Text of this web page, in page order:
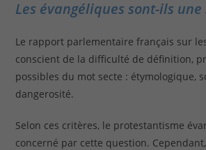
Les évangéliques sont-ils une
Le rapport parlementaire français sur
conscient de la difficulté de définition,
possibles du mot secte : étymologique,
dangerosité.
Selon ces critères, le protestantisme
concerné par cette question.